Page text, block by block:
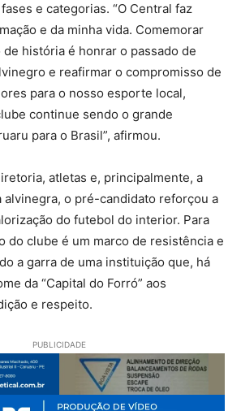
e categorias. “O Central faz
e da minha vida. Comemorar
história é honrar o passado de
e reafirmar o compromisso de
para o nosso esporte local,
continue sendo o grande
para o Brasil”, afirmou.
atletas e, principalmente, a
alvinegra, o pré-candidato reforçou a
do futebol do interior. Para
do clube é um marco de resistência e
a garra de uma instituição que, há
da “Capital do Forró” aos
e respeito.
PUBLICIDADE